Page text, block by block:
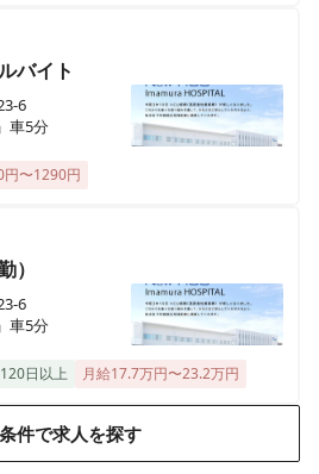
バイト
6
車5分
〜1290円
）
6
車5分
日以上 月給17.7万円〜23.2万円
件で求人を探す